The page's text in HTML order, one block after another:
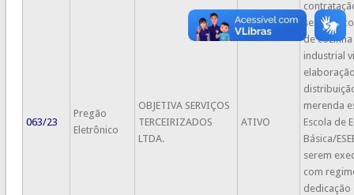
063/23
Pregão
Eletrônico
OBJETIVA SERVIÇOS
TERCEIRIZADOS
LTDA.
ATIVO
serviços
de cozinha
industrial
merenda
Escola de
Básica/
serem
com
dedicação